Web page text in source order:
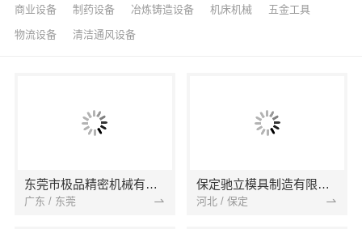
商业设备 制药设备 冶炼铸造设备 机床机械 五金工具
物流设备 清洁通风设备
东莞市极品精密机械有限公司
广东 / 东莞
保定驰立模具制造有限公司
河北 / 保定